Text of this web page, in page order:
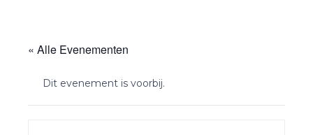
« Alle Evenementen
Dit evenement is voorbij.